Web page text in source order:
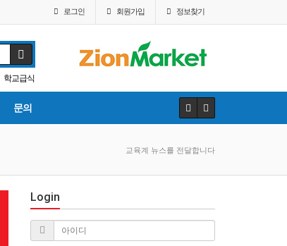
로그인 회원가입 정보찾기
학교급식
문의
교육계 뉴스를 전달합니다
Login